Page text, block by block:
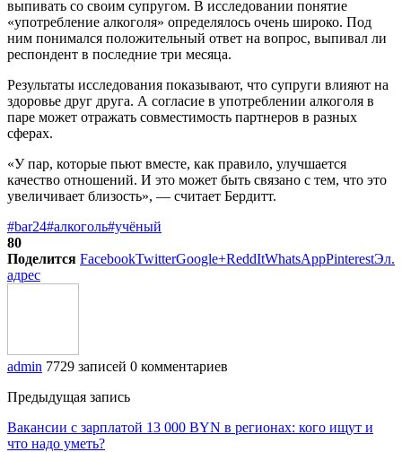
выпивать со своим супругом. В исследовании понятие
«употребление алкоголя» определялось очень широко. Под
ним понимался положительный ответ на вопрос, выпивал ли
респондент в последние три месяца.
Результаты исследования показывают, что супруги влияют на
здоровье друг друга. А согласие в употреблении алкоголя в
паре может отражать совместимость партнеров в разных
сферах.
«У пар, которые пьют вместе, как правило, улучшается
качество отношений. И это может быть связано с тем, что это
увеличивает близость», — считает Бердитт.
#bar24#алкоголь#учёный
80
Поделится FacebookTwitterGoogle+ReddItWhatsAppPinterestЭл.
адрес
admin 7729 записей 0 комментариев
Предыдущая запись
Вакансии с зарплатой 13 000 BYN в регионах: кого ищут и
что надо уметь?